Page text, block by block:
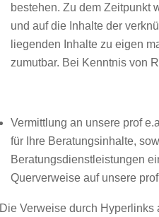
bestehen. Zu dem Zeitpunkt
und auf die Inhalte der
liegenden Inhalte zu eigen
zumutbar. Bei Kenntnis von
Vermittlung an unsere prof
für Ihre Beratungsinhalte,
Beratungsdienstleistungen
Querverweise auf unsere
Die Verweise durch